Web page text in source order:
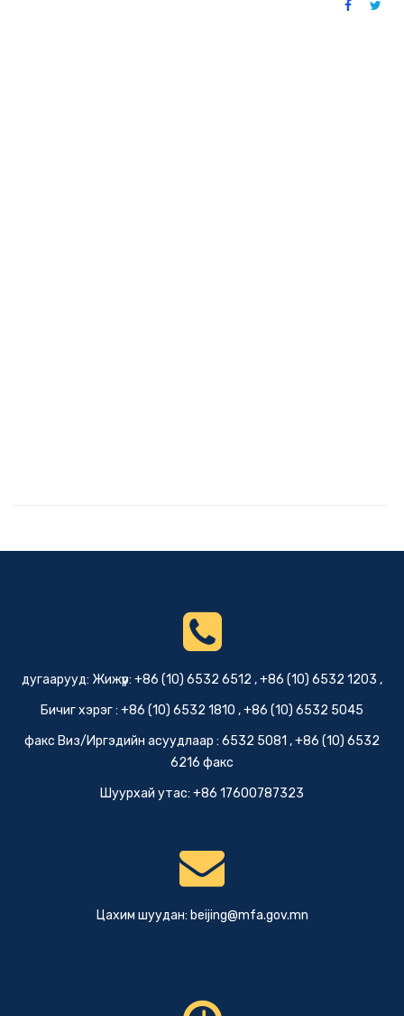
дугаарууд: Жижүүр: +86 (10) 6532 6512 , +86 (10) 6532 1203 ,
Бичиг хэрэг : +86 (10) 6532 1810 , +86 (10) 6532 5045
факс Виз/Иргэдийн асуудлаар : 6532 5081 , +86 (10) 6532
6216 факс
Шуурхай утас: +86 17600787323
Цахим шуудан: beijing@mfa.gov.mn